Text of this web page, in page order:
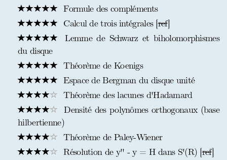
Formule des compléments
Calcul de trois intégrales [ref]
Lemme de Schwarz et biholomorphismes
du disque
Théorème de Koenigs
Espace de Bergman du disque unité
Théorème des lacunes d'Hadamard
Densité des polynômes orthogonaux (base
hilbertienne)
Théorème de Paley-Wiener
Résolution de y'' - y = H dans S'(R) [ref]